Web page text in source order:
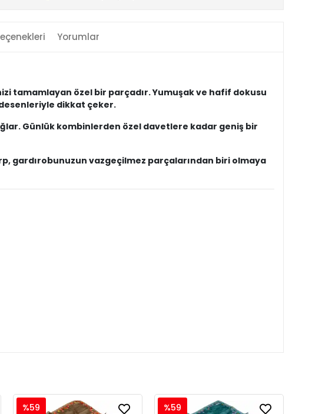
Yorumlar
tamamlayan özel bir parçadır. Yumuşak ve hafif dokusu
dikkat çeker.
Günlük kombinlerden özel davetlere kadar geniş bir
gardırobunuzun vazgeçilmez parçalarından biri olmaya
%59 %59